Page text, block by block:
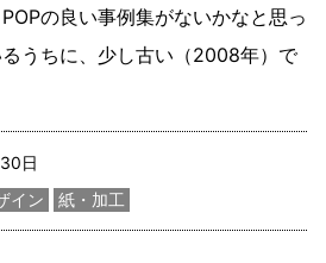
の良い事例集がないかなと思っ
うちに、少し古い（2008年）で
日
イン 紙・加工